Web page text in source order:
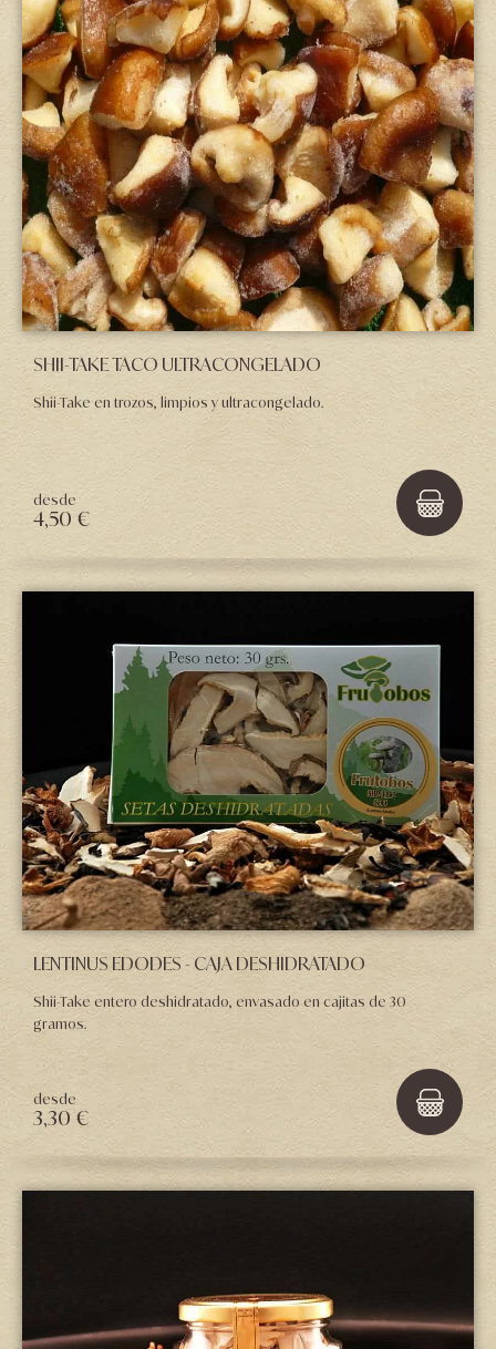
SHII-TAKE TACO ULTRACONGELADO
Shii-Take en trozos, limpios y ultracongelado.
desde
4,50 €
LENTINUS EDODES - CAJA DESHIDRATADO
Shii-Take entero deshidratado, envasado en cajitas de 30
gramos.
desde
3,30 €